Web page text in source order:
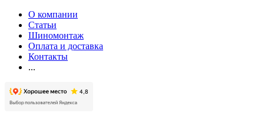
О компании
Статьи
Шиномонтаж
Оплата и доставка
Контакты
...